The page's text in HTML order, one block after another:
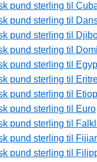
pund sterling til
pund sterling til
pund sterling til
pund sterling til
pund sterling til
pund sterling til
pund sterling til
pund sterling til Euro
pund sterling til
pund sterling til
pund sterling til